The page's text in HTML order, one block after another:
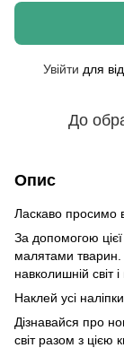
Увійти для
До
Опис
Ласкаво просимо
За допомогою
малятами тварин.
навколишній світ
Наклей усі
Дізнавайся про
світ разом з цією